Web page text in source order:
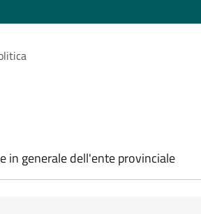
in generale dell'ente provinciale